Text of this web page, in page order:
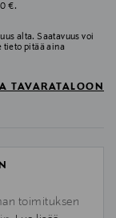
€.
alta. Saatavuus voi
tieto pitää aina
TAVARATALOON
toimituksen